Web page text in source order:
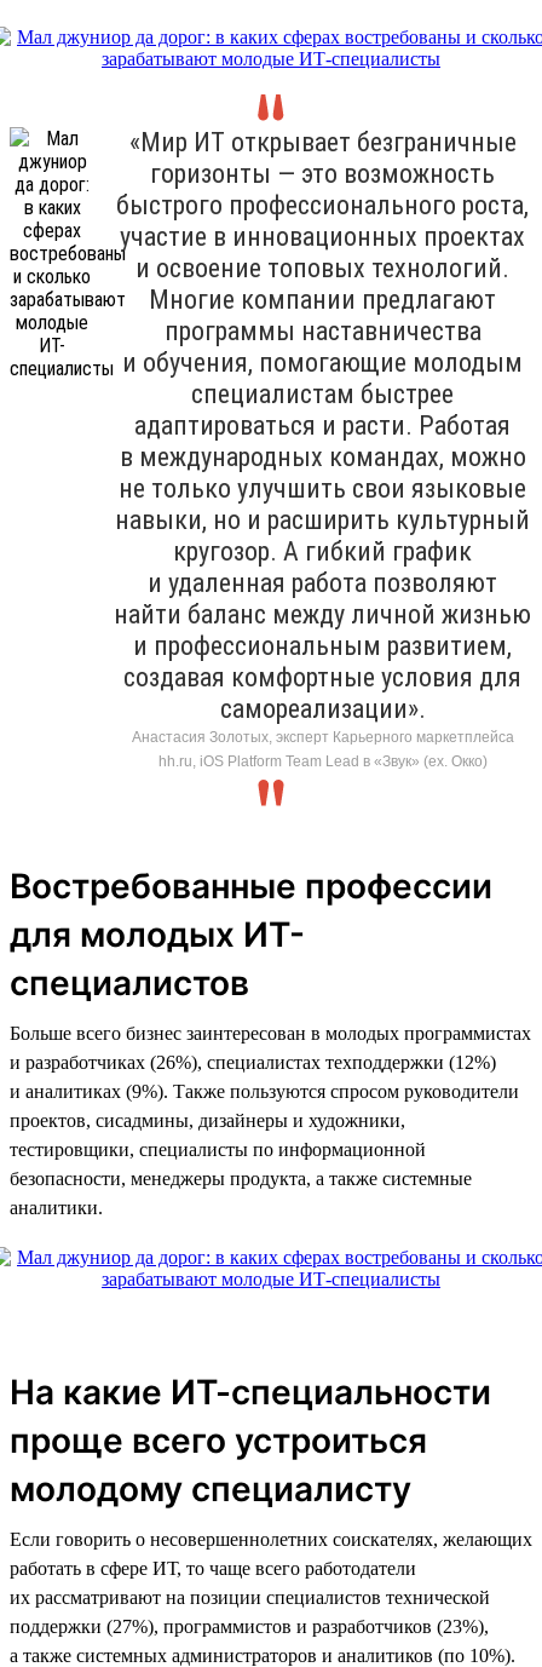
«Мир ИТ открывает безграничные
горизонты — это возможность
быстрого профессионального роста,
участие в инновационных проектах
и освоение топовых технологий.
Многие компании предлагают
программы наставничества
и обучения, помогающие молодым
специалистам быстрее
адаптироваться и расти. Работая
в международных командах, можно
не только улучшить свои языковые
навыки, но и расширить культурный
кругозор. А гибкий график
и удаленная работа позволяют
найти баланс между личной жизнью
и профессиональным развитием,
создавая комфортные условия для
самореализации».
Анастасия Золотых, эксперт Карьерного маркетплейса
hh.ru, iOS Platform Team Lead в «Звук» (ex. Окко)
Востребованные профессии
для молодых ИТ-
специалистов
Больше всего бизнес заинтересован в молодых программистах
и разработчиках (26%), специалистах техподдержки (12%)
и аналитиках (9%). Также пользуются спросом руководители
проектов, сисадмины, дизайнеры и художники,
тестировщики, специалисты по информационной
безопасности, менеджеры продукта, а также системные
аналитики.
На какие ИТ-специальности
проще всего устроиться
молодому специалисту
Если говорить о несовершеннолетних соискателях, желающих
работать в сфере ИТ, то чаще всего работодатели
их рассматривают на позиции специалистов технической
поддержки (27%), программистов и разработчиков (23%),
а также системных администраторов и аналитиков (по 10%).